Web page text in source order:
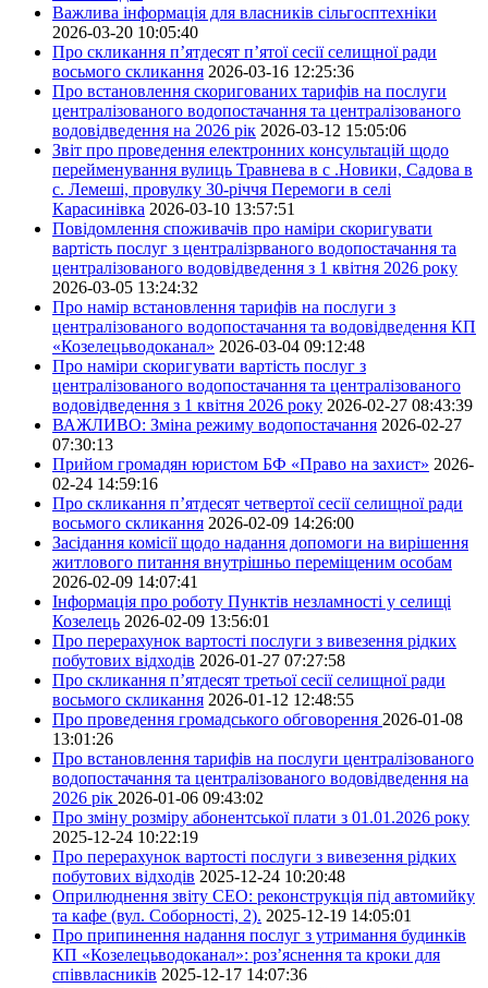
Важлива інформація для власників сільгосптехніки
2026-03-20 10:05:40
Про скликання п’ятдесят п’ятої сесії селищної ради
восьмого скликання 2026-03-16 12:25:36
Про встановлення скоригованих тарифів на послуги
централізованого водопостачання та централізованого
водовідведення на 2026 рік 2026-03-12 15:05:06
Звіт про проведення електронних консультацій щодо
перейменування вулиць Травнева в с .Новики, Садова в
с. Лемеші, провулку 30-річчя Перемоги в селі
Карасинівка 2026-03-10 13:57:51
Повідомлення споживачів про наміри скоригувати
вартість послуг з централізрваного водопостачання та
централізованого водовідведення з 1 квітня 2026 року
2026-03-05 13:24:32
Про намір встановлення тарифів на послуги з
централізованого водопостачання та водовідведення КП
«Козелецьводоканал» 2026-03-04 09:12:48
Про наміри скоригувати вартість послуг з
централізованого водопостачання та централізованого
водовідведення з 1 квітня 2026 року 2026-02-27 08:43:39
ВАЖЛИВО: Зміна режиму водопостачання 2026-02-27
07:30:13
Прийом громадян юристом БФ «Право на захист» 2026-
02-24 14:59:16
Про скликання п’ятдесят четвертої сесії селищної ради
восьмого скликання 2026-02-09 14:26:00
Засідання комісії щодо надання допомоги на вирішення
житлового питання внутрішньо переміщеним особам
2026-02-09 14:07:41
Інформація про роботу Пунктів незламності у селищі
Козелець 2026-02-09 13:56:01
Про перерахунок вартості послуги з вивезення рідких
побутових відходів 2026-01-27 07:27:58
Про скликання п’ятдесят третьої сесії селищної ради
восьмого скликання 2026-01-12 12:48:55
Про проведення громадського обговорення 2026-01-08
13:01:26
Про встановлення тарифів на послуги централізованого
водопостачання та централізованого водовідведення на
2026 рік 2026-01-06 09:43:02
Про зміну розміру абонентської плати з 01.01.2026 року
2025-12-24 10:22:19
Про перерахунок вартості послуги з вивезення рідких
побутових відходів 2025-12-24 10:20:48
Оприлюднення звіту СЕО: реконструкція під автомийку
та кафе (вул. Соборності, 2). 2025-12-19 14:05:01
Про припинення надання послуг з утримання будинків
КП «Козелецьводоканал»: роз’яснення та кроки для
співвласників 2025-12-17 14:07:36